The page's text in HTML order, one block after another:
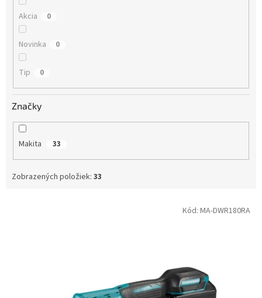
Akcia 0
Novinka 0
Tip 0
Značky
Makita 33
Zobrazených položiek: 33
Kód: MA-DWR180RA